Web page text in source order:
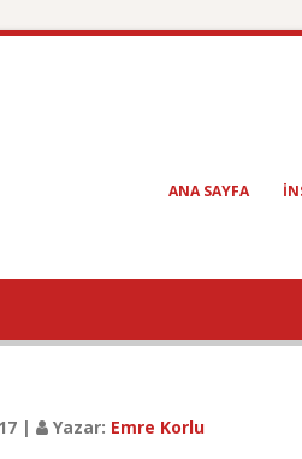
ANA SAYFA
| Yazar: Emre Korlu